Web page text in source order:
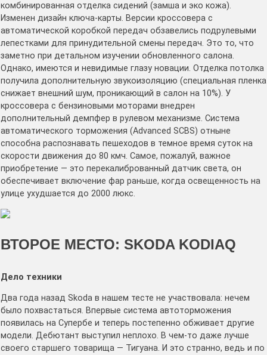
комбинированная отделка сидений (замша и эко кожа).
Изменен дизайн ключа-карты. Версии кроссовера с
автоматической коробкой передач обзавелись подрулевыми
лепестками для принудительной смены передач. Это то, что
заметно при детальном изучении обновленного салона.
Однако, имеются и невидимые глазу новации. Отделка потолка
получила дополнительную звукоизоляцию (специальная пленка
снижает внешний шум, проникающий в салон на 10%). У
кроссовера с бензиновыми моторами внедрен
дополнительный демпфер в рулевом механизме. Система
автоматического торможения (Advanced SCBS) отныне
способна распознавать пешеходов в темное время суток на
скорости движения до 80 кмч. Самое, пожалуй, важное
приобретение — это перекалиброванный датчик света, он
обеспечивает включение фар раньше, когда освещенность на
улице ухудшается до 2000 люкс.
ВТОРОЕ МЕСТО: SKODA KODIAQ
Дело техники
Два года назад Skoda в нашем тесте не участвовала: нечем
было похвастаться. Впервые система автоторможения
появилась на Супербе и теперь постепенно обживает другие
модели. Дебютант выступил неплохо. В чем-то даже лучше
своего старшего товарища — Тигуана. И это странно, ведь и по